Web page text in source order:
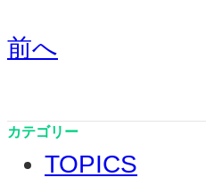
前へ
カテゴリー
TOPICS